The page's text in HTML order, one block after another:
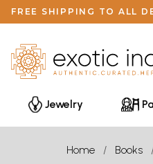
FREE SHIPPING TO ALL
Jewelry
Home Books